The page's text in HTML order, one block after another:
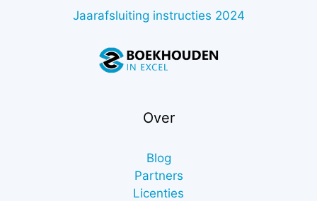
Jaarafsluiting instructies 2024
Over
Blog
Partners
Licenties